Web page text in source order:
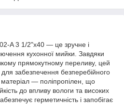
A 3 1/2"x40 — це зручне і
кухонної мийки. Завдяки
прямокутному переливу, цей
забезпечення безперебійного
— поліпропілен, що
до впливу вологи та високих
герметичність і запобігає